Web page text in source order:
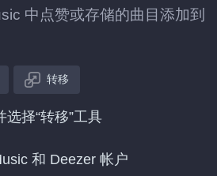
中点赞或存储的曲目添加到
转移
择“转移”工具
和 Deezer 帐户